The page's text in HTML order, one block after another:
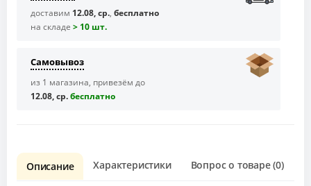
доставим 12.08, ср., бесплатно
на складе > 10 шт.
Самовывоз
из 1 магазина, привезём до
12.08, ср.бесплaтно
Описание Характеристики Вопрос о товаре (0)